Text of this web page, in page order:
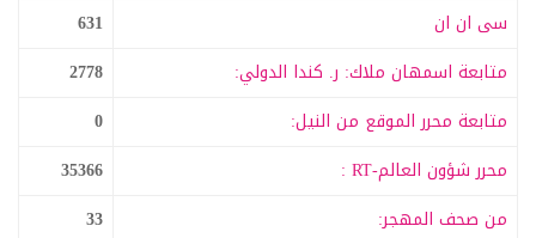
سى ان ان
631
متابعة اسمهان ملاك: ر. كندا الدولي:
2778
متابعة محرر الموقع من النيل:
0
محرر شؤون العالم-RT :
35366
من صحف المهجر:
33